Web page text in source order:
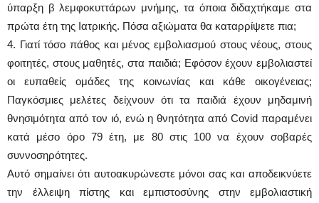
ύπαρξη β λεμφοκυττάρων μνήμης, τα όποια διδαχτήκαμε στα
πρώτα έτη της Ιατρικής. Πόσα αξιώματα θα καταρρίψετε πια;
4. Γιατί τόσο πάθος και μένος εμβολιασμού στους νέους, στους
φοιτητές, στους μαθητές, στα παιδιά; Εφόσον έχουν εμβολιαστεί
οι ευπαθείς ομάδες της κοινωνίας και κάθε οικογένειας;
Παγκόσμιες μελέτες δείχνουν ότι τα παιδιά έχουν μηδαμινή
θνησιμότητα από τον ιό, ενώ η θνητότητα από Covid παραμένει
κατά μέσο όρο 79 έτη, με 80 στις 100 να έχουν σοβαρές
συννοσηρότητες.
Αυτό σημαίνει ότι αυτοακυρώνεστε μόνοι σας και αποδεικνύετε
την έλλειψη πίστης και εμπιστοσύνης στην εμβολιαστική